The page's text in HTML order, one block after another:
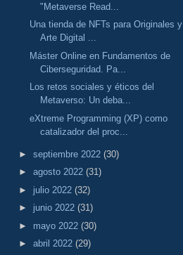
"Metaverse Read...
Una tienda de NFTs para Originales y
Arte Digital ...
Máster Online en Fundamentos de
Ciberseguridad. Pa...
Los retos sociales y éticos del
Metaverso: Un deba...
eXtreme Programming (XP) como
catalizador del proc...
► septiembre 2022 (30)
► agosto 2022 (31)
► julio 2022 (32)
► junio 2022 (31)
► mayo 2022 (30)
► abril 2022 (29)